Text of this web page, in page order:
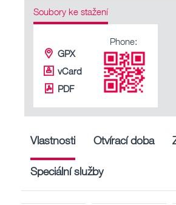
Soubory ke stažení
GPX
vCard
PDF
Phone:
Vlastnosti Otvírací doba
Speciální služby